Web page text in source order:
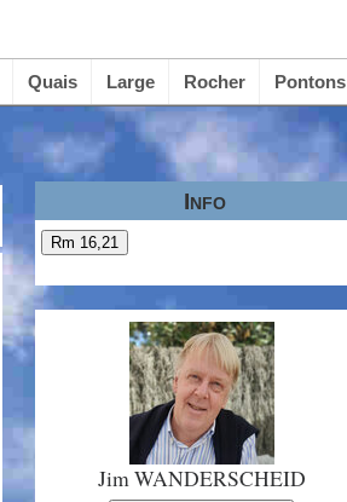
Quais Large Rocher Pontons
Info
Rm 16,21
Jim WANDERSCHEID